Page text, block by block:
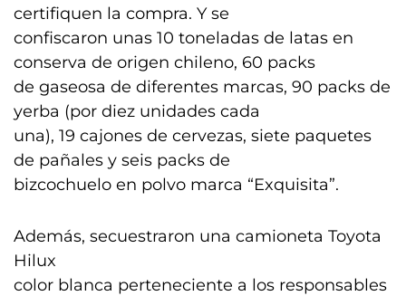
certifiquen la compra. Y se
confiscaron unas 10 toneladas de latas en
conserva de origen chileno, 60 packs
de gaseosa de diferentes marcas, 90 packs de
yerba (por diez unidades cada
una), 19 cajones de cervezas, siete paquetes
de pañales y seis packs de
bizcochuelo en polvo marca “Exquisita”.
Además, secuestraron una camioneta Toyota
Hilux
color blanca perteneciente a los responsables